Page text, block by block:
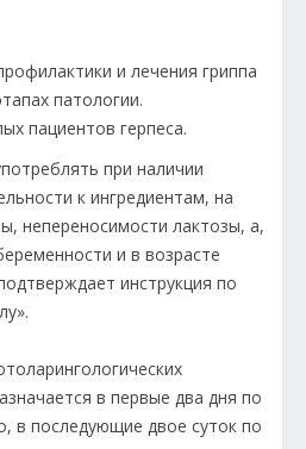
и лечения гриппа
патологии.
пациентов герпеса.
при наличии
к ингредиентам, на
непереносимости лактозы, а,
и в возрасте
инструкция по
в первые два дня по
в последующие двое суток по